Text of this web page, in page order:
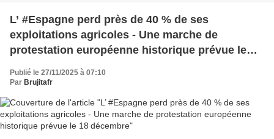
L’ #Espagne perd près de 40 % de ses
exploitations agricoles - Une marche de
protestation européenne historique prévue le
Publié le 27/11/2025 à 07:10
Par Brujitafr